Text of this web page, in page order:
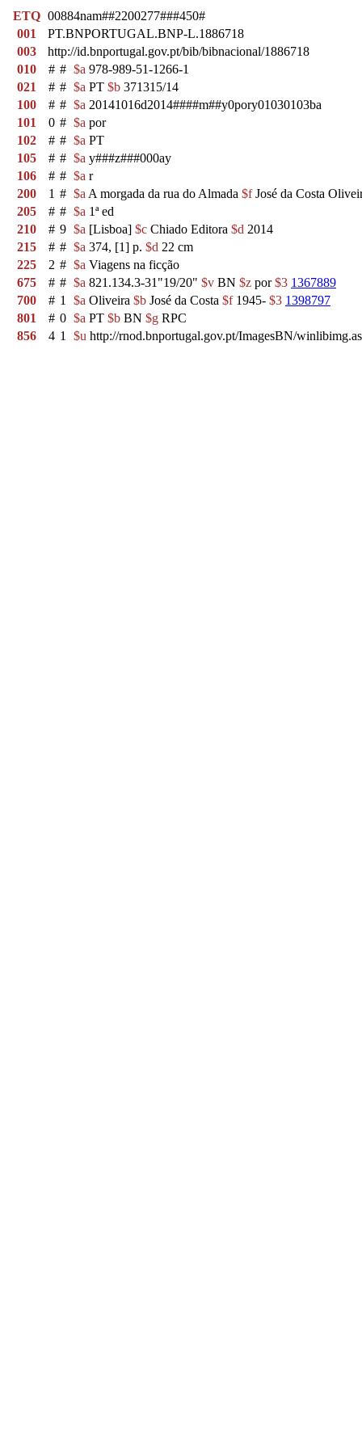
ETQ 00884nam##2200277###450#
001
PT.BNPORTUGAL.BNP-L.1886718
003
http://id.bnportugal.gov.pt/bib/bibnacional/1886718
010
# # $a 978-989-51-1266-1
021
# # $a PT $b 371315/14
100
# # $a 20141016d2014####m##y0pory01030103ba
101
0 # $a por
102
# # $a PT
105
# # $a y###z###000ay
106
# # $a r
200
1 # $a A morgada da rua do Almada $fJosé da Costa
205
# # $a 1ª ed
210
# 9 $a [Lisboa] $c Chiado Editora $d 2014
215
# # $a 374, [1] p. $d 22 cm
225
2 # $a Viagens na ficção
675
# # $a 821.134.3-31"19/20" $v BN $z por$3 1367889
700
# 1 $a Oliveira $b José da Costa $f1945- $3 1398797
801
# 0 $a PT $b BN $g RPC
856
4 1 $u http://rnod.bnportugal.gov.pt/ImagesBN/